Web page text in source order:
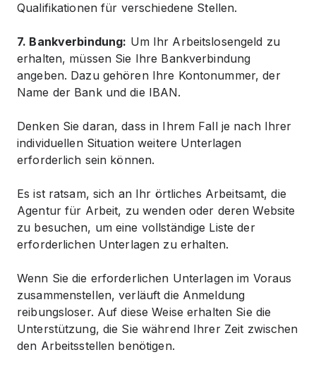
Qualifikationen für verschiedene Stellen.
7. Bankverbindung: Um Ihr Arbeitslosengeld zu
erhalten, müssen Sie Ihre Bankverbindung
angeben. Dazu gehören Ihre Kontonummer, der
Name der Bank und die IBAN.
Denken Sie daran, dass in Ihrem Fall je nach Ihrer
individuellen Situation weitere Unterlagen
erforderlich sein können.
Es ist ratsam, sich an Ihr örtliches Arbeitsamt, die
Agentur für Arbeit, zu wenden oder deren Website
zu besuchen, um eine vollständige Liste der
erforderlichen Unterlagen zu erhalten.
Wenn Sie die erforderlichen Unterlagen im Voraus
zusammenstellen, verläuft die Anmeldung
reibungsloser. Auf diese Weise erhalten Sie die
Unterstützung, die Sie während Ihrer Zeit zwischen
den Arbeitsstellen benötigen.